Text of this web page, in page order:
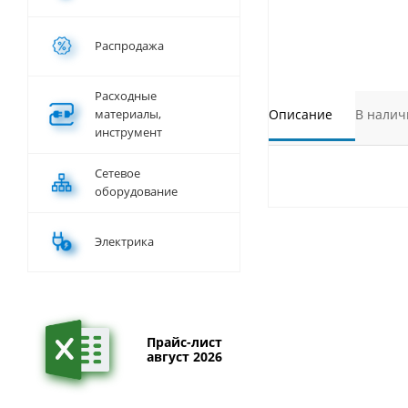
Описание В
Распродажа
Расходные
материалы,
инструмент
Сетевое
оборудование
Электрика
Прайс-лист
август 2026